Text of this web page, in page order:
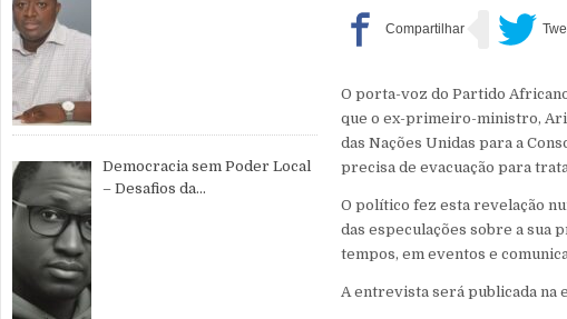
O porta-voz do Partido
que o ex-primeiro-ministro,
das Nações Unidas para a
precisa de evacuação para
O político fez esta revelação
das especulações sobre a sua
tempos, em eventos e
A entrevista será publicada na
Democracia sem Poder Local
– Desafios da